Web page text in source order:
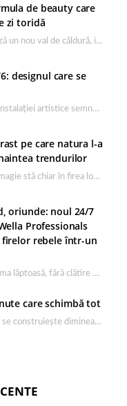
de beauty care
zi toridă
România traversează un nou val de căldură, iar rutina de îngrijire capătă un rol esențial…
designul care se
După prezentarea instalației artistice semnată de Catrinel Săbăciag în cadrul evenimentului de lansare HONOR Magic…
pe care natura l-a
trendurilor
Sunt locuri a căror magie stă chiar în firea lor naturală, iar Lacul Ursu din…
oriunde: noul 24/7
Professionals
rebele într-un
Un leave in sub forma lăptoasă, fără clătire care completează rutina Ultimate Smooth și transformă…
care schimbă tot
Eleganța masculină se construiește dimineața, în câteva minute și cu produsele potrivite. O rutină de…